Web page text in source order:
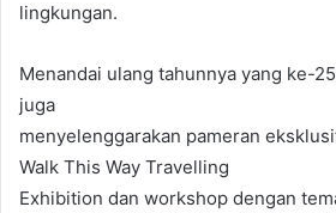
lingkungan.
Menandai ulang tahunnya yang ke-
juga
menyelenggarakan pameran
Walk This Way Travelling
Exhibition dan workshop dengan